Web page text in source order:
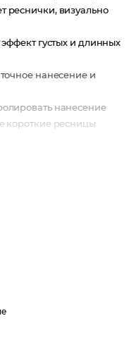
реснички, визуально
густых и длинных
нанесение и
нанесение
короткие ресницы
насыщенного
взгляда.
ресниц;